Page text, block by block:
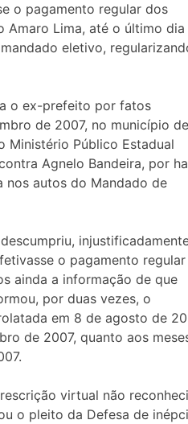
o pagamento regular dos
Amaro Lima, até o último dia
eletivo,
o ex-prefeito por fatos
de 2007, no município de
Ministério Público Estadual
Agnelo Bandeira, por
autos do Mandado de
o pagamento regular
ainda a informação de que
por duas vezes, o
em 8 de agosto de
de 2007, quanto aos
virtual não
o pleito da Defesa de